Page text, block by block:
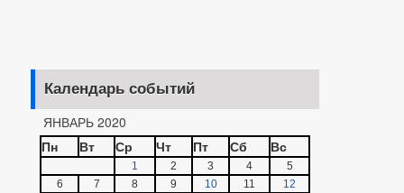
Календарь событий
ЯНВАРЬ 2020
Пн
Вт Ср Чт Пт Сб Вс
1 2 3 4
5
6
7 8 9 10 11
12